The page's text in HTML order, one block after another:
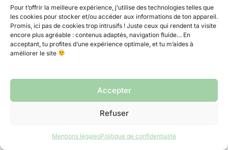
Pour t’offrir la meilleure expérience, j’utilise des technologies telles que
les cookies pour stocker et/ou accéder aux informations de ton appareil.
Promis, ici pas de cookies trop intrusifs ! Juste ceux qui rendent ta visite
encore plus agréable : contenus adaptés, navigation fluide… En
acceptant, tu profites d’une expérience optimale, et tu m’aides à
améliorer le site
Accepter
Refuser
Mentions légalesPolitique de confidentialité
Collaborons ensemble !
Politique de confidentialité |